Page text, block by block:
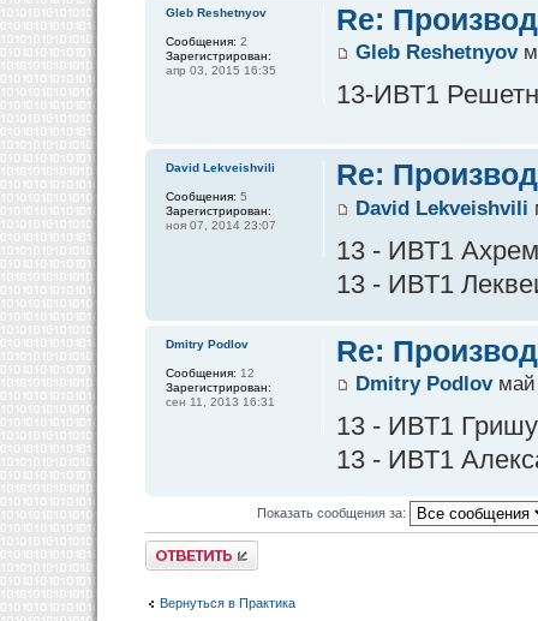
Re:
Gleb Reshetnyov
13-ИВТ1
Gleb Reshetnyov
Сообщения: 2
Зарегистрирован:
апр 03, 2015 16:35
Re:
David Lekveishvili
13 - ИВТ1
13 - ИВТ1
David Lekveishvili
Сообщения: 5
Зарегистрирован:
ноя 07, 2014 23:07
Re:
Dmitry Podlovмай
13 - ИВТ1
13 - ИВТ1
Dmitry Podlov
Сообщения: 12
Зарегистрирован:
сен 11, 2013 16:31
Показать сообщения за:
Ответить
Вернуться в Практика